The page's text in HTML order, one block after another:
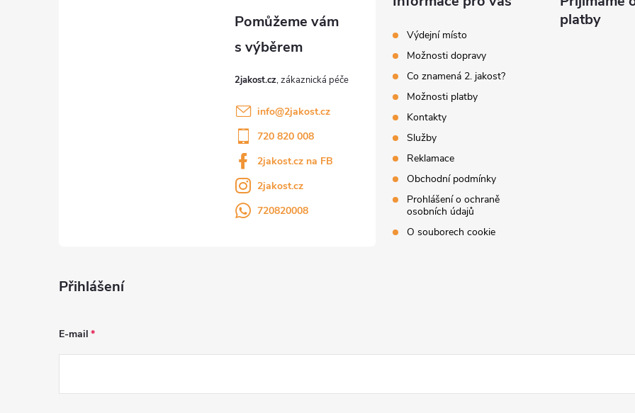
2jakost.cz
info@2jakost.cz
720 820 008
2jakost.cz na FB
2jakost.cz
720820008
Výdejní místo
Možnosti dopravy
Co znamená 2. jakost?
Možnosti platby
Kontakty
Služby
Reklamace
Obchodní podmínky
Prohlášení o ochraně
osobních údajů
O souborech cookie
platby
Přihlášení
E-mail